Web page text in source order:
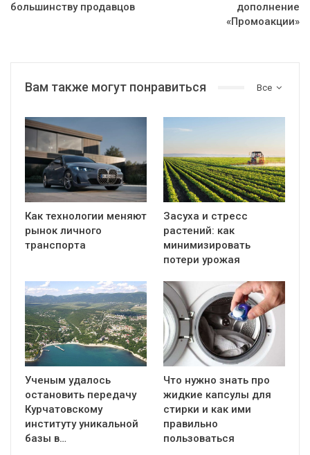
большинству продавцов
дополнение
«Промоакции»
Все
Вам также могут понравиться
Как технологии меняют
рынок личного
транспорта
Засуха и стресс
растений: как
минимизировать
потери урожая
Ученым удалось
остановить передачу
Курчатовскому
институту уникальной
базы в…
Что нужно знать про
жидкие капсулы для
стирки и как ими
правильно
пользоваться